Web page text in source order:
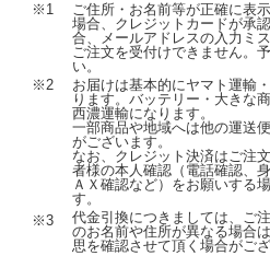
※1
ご住所・お名前等が正確に表
場合、クレジットカードが承
合、メールアドレスの入力ミス
ご注文を受付けできません。
い。
※2
お届けは基本的にヤマト運輸
ります。バッテリー・大きな
西濃運輸になります。
一部商品や地域へは他の運送
がございます。
なお、クレジット決済はご注
者様の本人確認（電話確認、
ＡＸ確認など）をお願いする
す。
※3
代金引換につきましては、ご
のお名前や住所が異なる場合
思を確認させて頂く場合がござ